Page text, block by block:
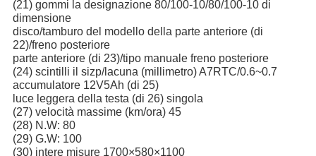
(21) gommi la designazione 80/100-10/80/100-10 di
dimensione
disco/tamburo del modello della parte anteriore (di
22)/freno posteriore
parte anteriore (di 23)/tipo manuale freno posteriore
(24) scintilli il sizp/lacuna (millimetro) A7RTC/0.6~0.7
accumulatore 12V5Ah (di 25)
luce leggera della testa (di 26) singola
(27) velocità massime (km/ora) 45
(28) N.W: 80
(29) G.W: 100
(30) intere misure 1700×580×1100